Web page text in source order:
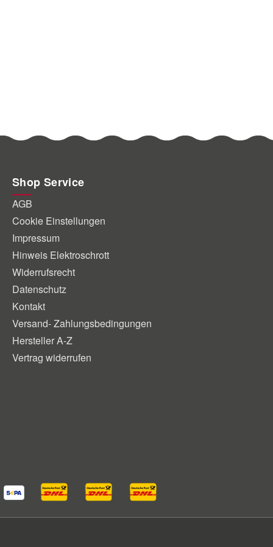
Shop Service
AGB
Cookie Einstellungen
Impressum
Hinweis Elektroschrott
Widerrufsrecht
Datenschutz
Kontakt
Versand- Zahlungsbedingungen
Hersteller A-Z
Vertrag widerrufen